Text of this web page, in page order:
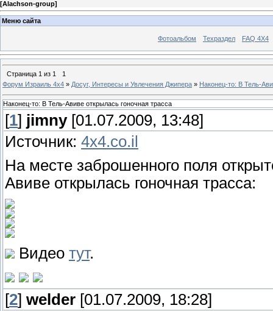
[Alachson-group]
Меню сайта
Фотоальбом Техраздел FAQ 4X4
Страница 1 из 1
1
Форум Израиль 4х4 » Досуг, Интересы и Увлечения Джипера » Наконец-то: В Тель-
Наконец-то: В Тель-Авиве открылась гоночная трасса
[1] jimny[01.07.2009, 13:48]
Источник: 4x4.co.il
На месте заброшенного поля
Авиве открылась гоночная трасса:
Видео тут.
[2] welder [01.07.2009, 18:28]